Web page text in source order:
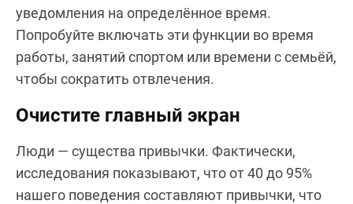
уведомления на определённое время.
Попробуйте включать эти функции во время
работы, занятий спортом или времени с семьёй,
чтобы сократить отвлечения.
Очистите главный экран
Люди — существа привычки. Фактически,
исследования показывают, что от 40 до 95%
нашего поведения составляют привычки, что